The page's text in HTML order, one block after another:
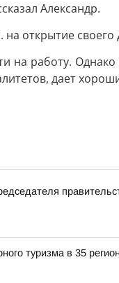
Александр.
открытие
на работу.
дает
туризма в 35